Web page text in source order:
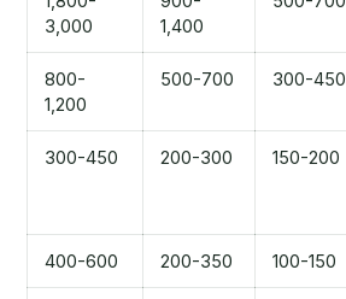
1,400
3,000
300-450
500-700
800-
1,200
150-200
200-300
300-450
100-150
200-350
400-600